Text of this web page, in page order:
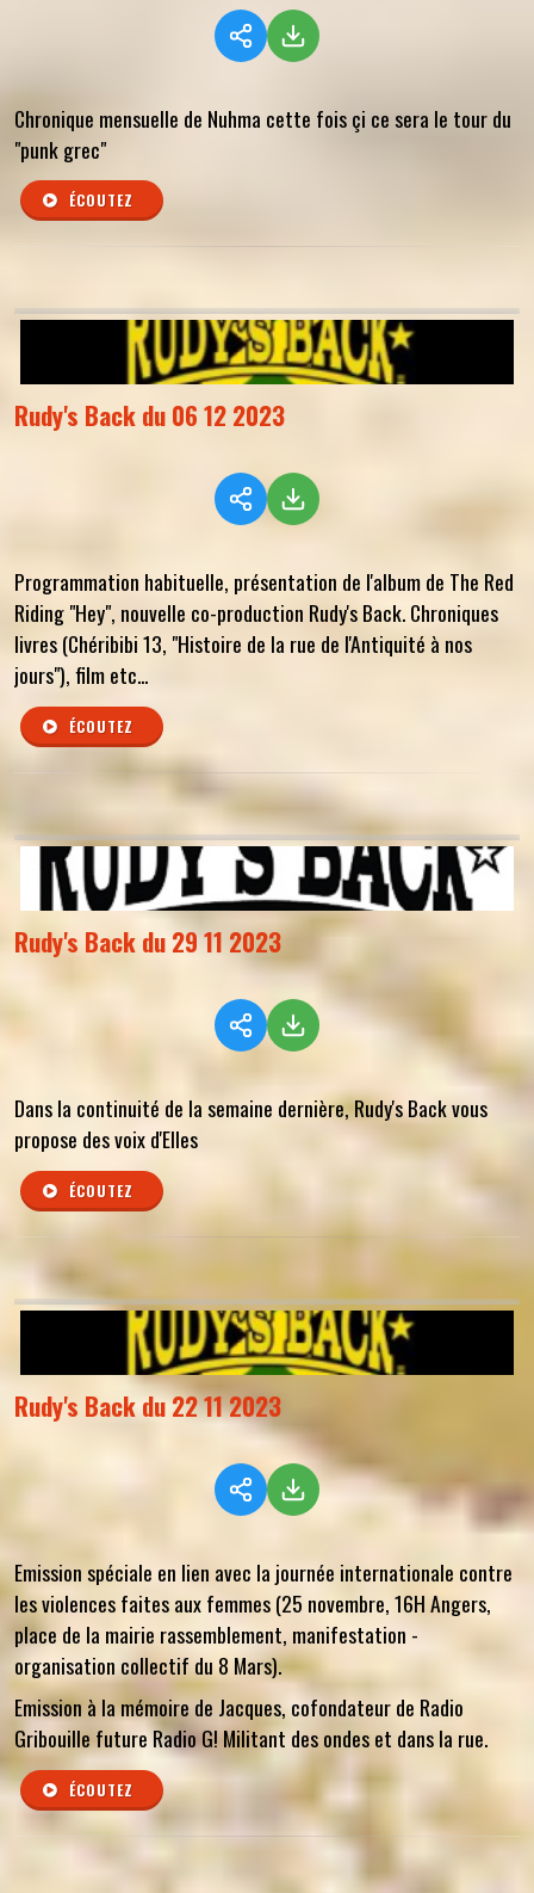
Chronique mensuelle de Nuhma cette fois çi ce sera le tour du
"punk grec"
ÉCOUTEZ
Rudy's Back du 06 12 2023
Programmation habituelle, présentation de l'album de The Red
Riding "Hey", nouvelle co-production Rudy's Back. Chroniques
livres (Chéribibi 13, "Histoire de la rue de l'Antiquité à nos
jours"), film etc...
ÉCOUTEZ
Rudy's Back du 29 11 2023
Dans la continuité de la semaine dernière, Rudy's Back vous
propose des voix d'Elles
ÉCOUTEZ
Rudy's Back du 22 11 2023
Emission spéciale en lien avec la journée internationale contre
les violences faites aux femmes (25 novembre, 16H Angers,
place de la mairie rassemblement, manifestation -
organisation collectif du 8 Mars).
Emission à la mémoire de Jacques, cofondateur de Radio
Gribouille future Radio G! Militant des ondes et dans la rue.
ÉCOUTEZ